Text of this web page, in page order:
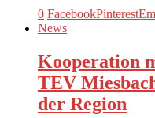
0 FacebookPinterest
News
Kooperation
TEV
der Region